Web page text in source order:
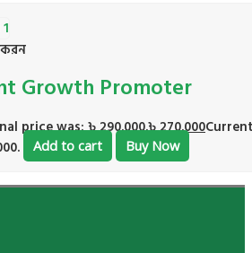
Growth Promoter
price was: ৳ 290.000.৳270.000
Add to cart Buy Now